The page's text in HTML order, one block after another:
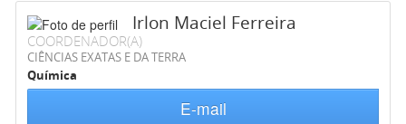
Irlon Maciel Ferreira
COORDENADOR(A)
CIÊNCIAS EXATAS E DA TERRA
Química
E-mail